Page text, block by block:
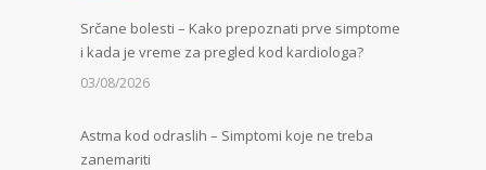
Srčane bolesti – Kako prepoznati prve simptome
i kada je vreme za pregled kod kardiologa?
03/08/2026
Astma kod odraslih – Simptomi koje ne treba
zanemariti